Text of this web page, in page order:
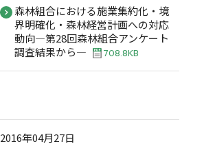
森林組合における施業集約化・境
界明確化・森林経営計画への対応
動向―第28回森林組合アンケート
調査結果から―
708.8KB
2016年04月27日